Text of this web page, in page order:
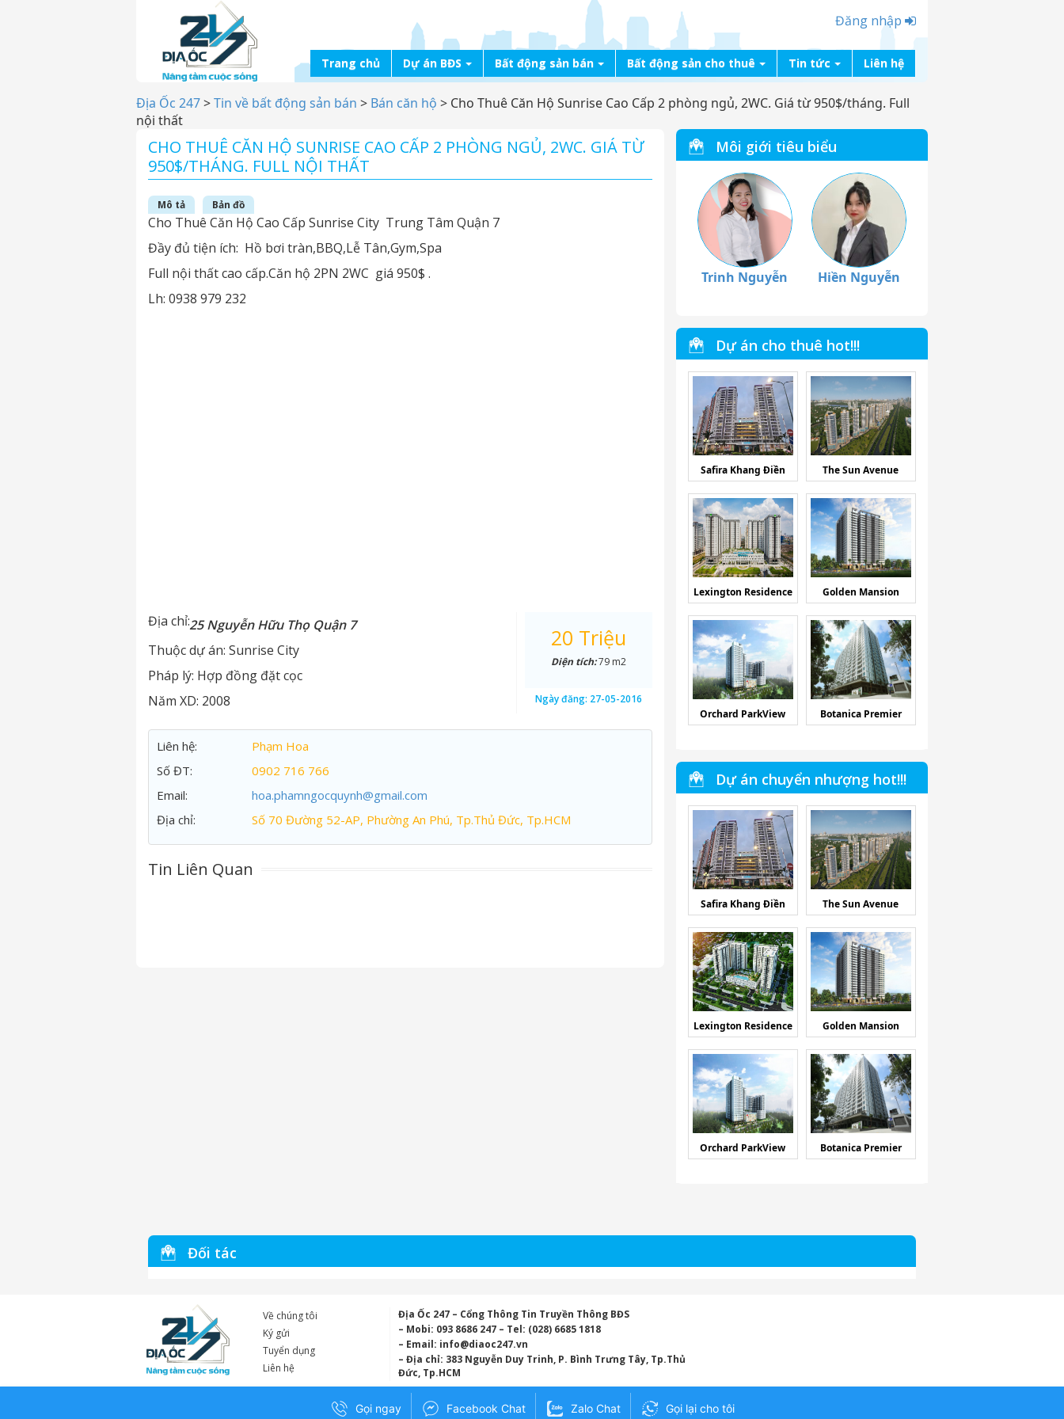
Đăng nhập
Trang chủ Dự án BĐS Bất động sản bán Bất động sản cho thuê Tin tức Liên hệ
Địa Ốc 247>Tin về bất động sản bán > Bán căn hộ > Cho Thuê Căn Hộ Sunrise Cao Cấp 2 phòng ngủ, 2WC. Giá từ 950$/tháng. Full
nội thất
CHO THUÊ CĂN HỘ SUNRISE CAO CẤP 2 PHÒNG NGỦ, 2WC. GIÁ TỪ
950$/THÁNG. FULL NỘI THẤT
Mô tả Bản đồ
Cho Thuê Căn Hộ Cao Cấp Sunrise City Trung Tâm Quận 7
Đầy đủ tiện ích: Hồ bơi tràn,BBQ,Lễ Tân,Gym,Spa
Full nội thất cao cấp.Căn hộ 2PN 2WC giá 950$ .
Lh: 0938 979 232
Địa chỉ:25 Nguyễn Hữu Thọ Quận 7
Thuộc dự án: Sunrise City
Pháp lý: Hợp đồng đặt cọc
Năm XD: 2008
20 Triệu
Diện tích:79 m2
Ngày đăng: 27-05-2016
Liên hệ:
Phạm Hoa
Số ĐT:
0902 716 766
Email:
hoa.phamngocquynh@gmail.com
Địa chỉ:
Số 70 Đường 52-AP, Phường An Phú, Tp.Thủ Đức, Tp.HCM
Tin Liên Quan
Môi giới tiêu biểu
Trinh Nguyễn Hiền Nguyễn
Dự án cho thuê hot!!!
Safira Khang Điền The Sun Avenue
Lexington Residence Golden Mansion
Orchard ParkView Botanica Premier
Dự án chuyển nhượng hot!!!
Safira Khang Điền The Sun Avenue
Lexington Residence Golden Mansion
Orchard ParkView Botanica Premier
Gọi ngay Facebook Chat Zalo Chat Gọi lại cho tôi
Đối tác
Về chúng tôi
Ký gửi
Tuyển dụng
Liên hệ
Địa Ốc 247 – Cổng Thông Tin Truyền Thông BĐS
– Mobi: 093 8686 247 – Tel: (028) 6685 1818
– Email: info@diaoc247.vn
– Địa chỉ: 383 Nguyễn Duy Trinh, P. Bình Trưng Tây, Tp.Thủ
Đức, Tp.HCM